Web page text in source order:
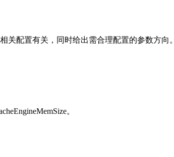
关配置有关，同时给出需合理配置的参数方向。
。